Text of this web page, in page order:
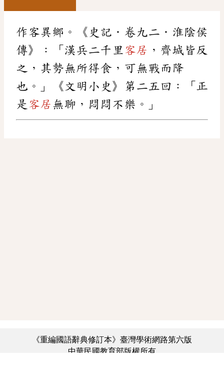
作客異鄉。《史記．卷九二．淮陰侯
傳》：「漢兵二千里 客居 ，齊城皆反
之，其勢無所得食，可無戰而降
也。」《文明小史》第二五回：「正
是 客居 無聊，悶悶不樂。」
《重編國語辭典修訂本》臺灣學術網路第六版
中華民國教育部版權所有